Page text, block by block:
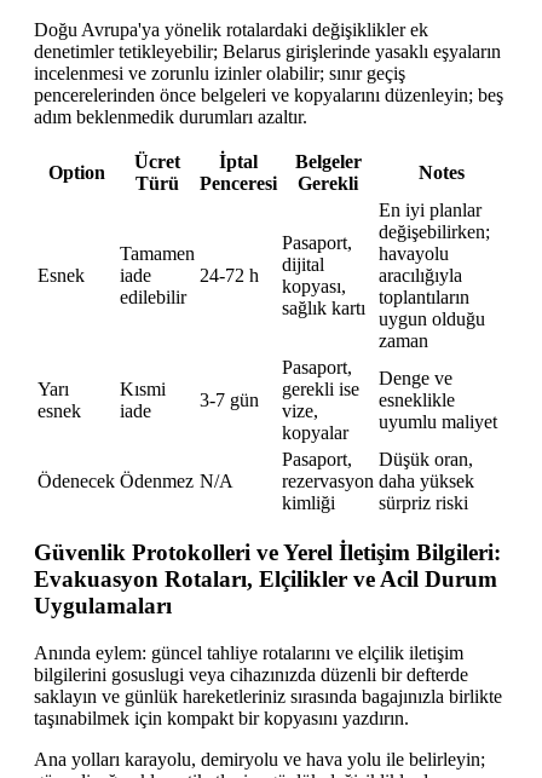
Doğu Avrupa'ya yönelik rotalardaki değişiklikler ek
denetimler tetikleyebilir; Belarus girişlerinde yasaklı eşyaların
incelenmesi ve zorunlu izinler olabilir; sınır geçiş
pencerelerinden önce belgeleri ve kopyalarını düzenleyin; beş
adım beklenmedik durumları azaltır.
Option
Ücret
Türü
İptal
Penceresi
Belgeler
Gerekli
Notes
Esnek
Tamamen
iade
edilebilir
24-72 h
Pasaport,
dijital
kopyası,
sağlık kartı
En iyi planlar
değişebilirken;
havayolu
aracılığıyla
toplantıların
uygun olduğu
zaman
Yarı
esnek
Kısmi
iade
3-7 gün
Pasaport,
gerekli ise
vize,
kopyalar
Denge ve
esneklikle
uyumlu maliyet
Ödenecek Ödenmez N/A
Pasaport,
rezervasyon
kimliği
Düşük oran,
daha yüksek
sürpriz riski
Güvenlik Protokolleri ve Yerel İletişim Bilgileri:
Evakuasyon Rotaları, Elçilikler ve Acil Durum
Uygulamaları
Anında eylem: güncel tahliye rotalarını ve elçilik iletişim
bilgilerini gosuslugi veya cihazınızda düzenli bir defterde
saklayın ve günlük hareketleriniz sırasında bagajınızla birlikte
taşınabilmek için kompakt bir kopyasını yazdırın.
Ana yolları karayolu, demiryolu ve hava yolu ile belirleyin;